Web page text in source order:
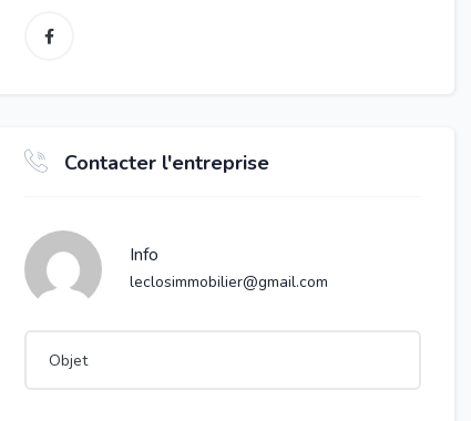
Contacter l'entreprise
Info
leclosimmobilier@gmail.com